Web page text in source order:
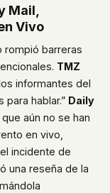
Mail,
Vivo
rompió barreras
TMZ
informantes del
hablar.” Daily
aún no se han
en vivo,
incidente de
una reseña de la